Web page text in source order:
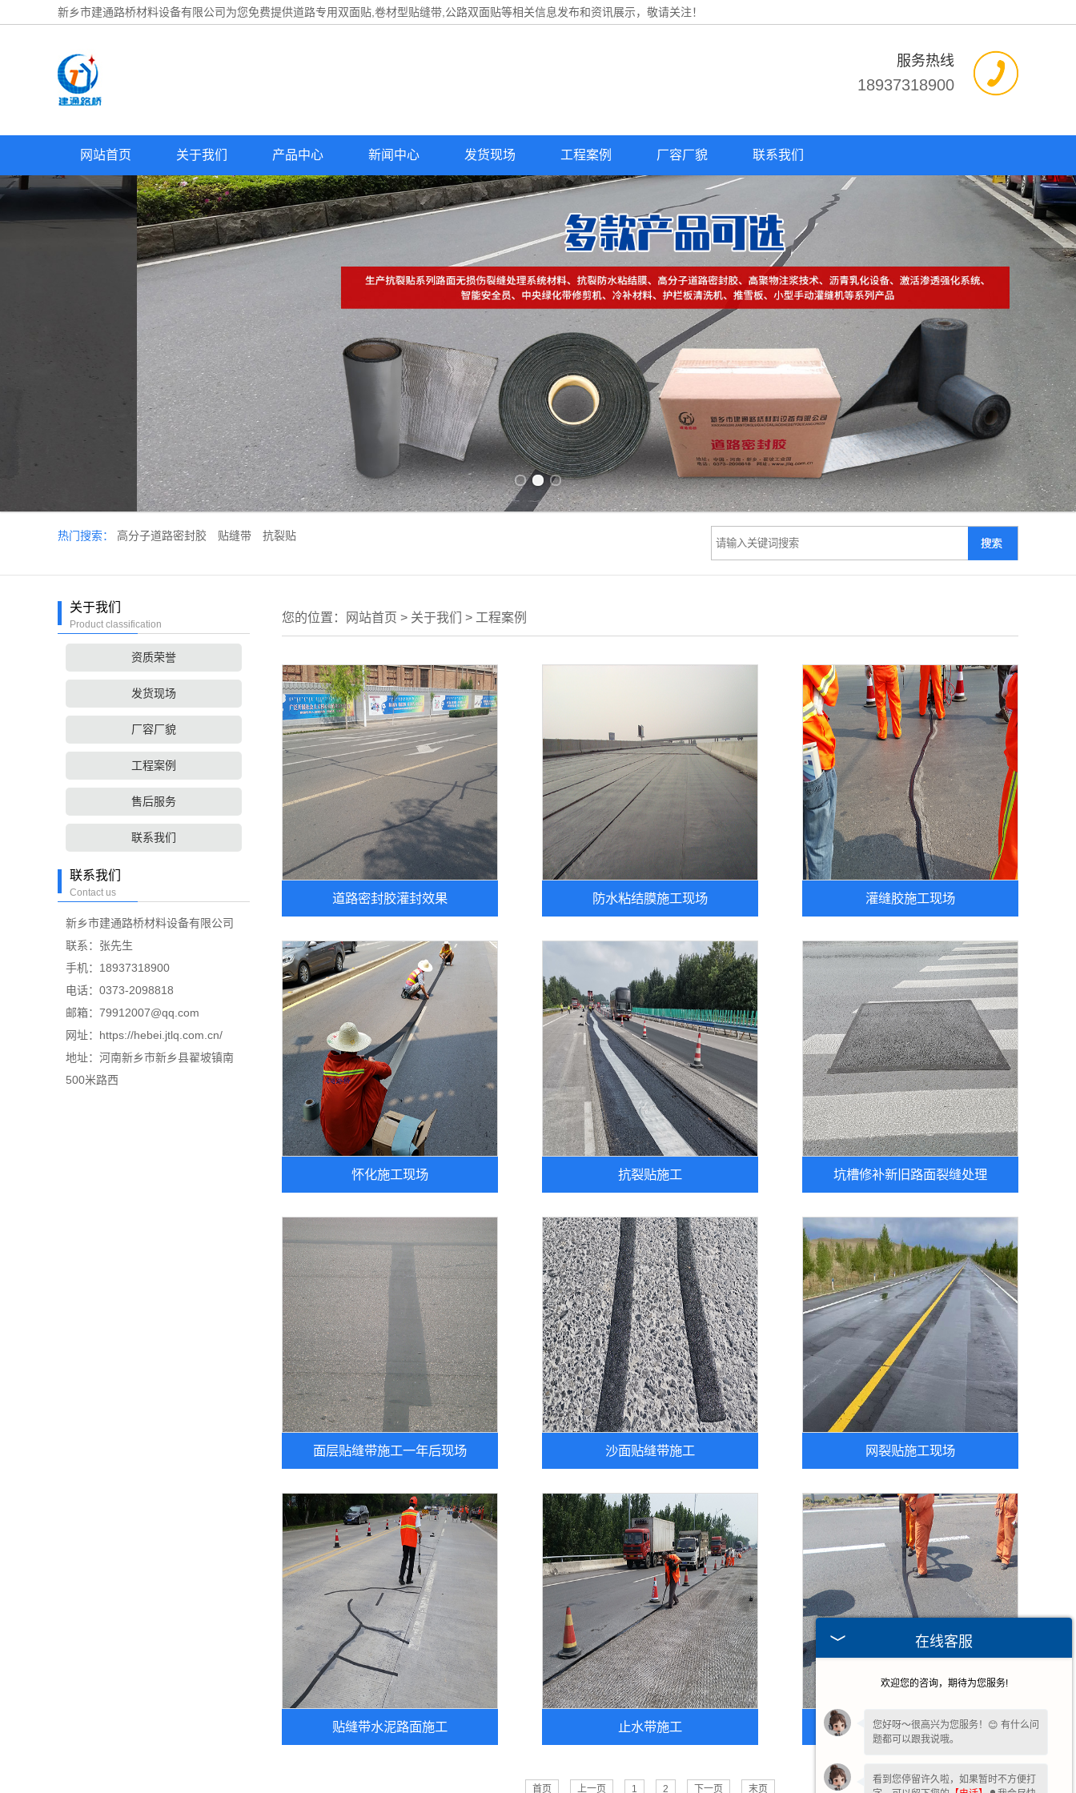
新乡市建通路桥材料设备有限公司为您免费提供道路专用双面贴 ,卷材型贴缝带,公路双面贴等相关信息发布和资讯展示，敬请关注！
服务热线
18937318900
网站首页 关于我们 产品中心 新闻中心 发货现场 工程案例 厂容厂貌 联系我们
热门搜索： 高分子道路密封胶 贴缝带 抗裂贴
关于我们
Product classification
资质荣誉
发货现场
厂容厂貌
工程案例
售后服务
联系我们
联系我们
Contact us
新乡市建通路桥材料设备有限公司
联系：张先生
手机：18937318900
电话：0373-2098818
邮箱：79912007@qq.com
网址：https://hebei.jtlq.com.cn/
地址：河南新乡市新乡县翟坡镇南
500米路西
您的位置： 网站首页 > 关于我们 > 工程案例
道路密封胶灌封效果 防水粘结膜施工现场 灌缝胶施工现场
怀化施工现场 抗裂贴施工 坑槽修补新旧路面裂缝处理
面层贴缝带施工一年后现场 沙面贴缝带施工 网裂贴施工现场
贴缝带水泥路面施工 止水带施工 贴缝带宁沪高速施工图
首页 上一页 1 2 下一页 末页
在线客服
欢迎您的咨询，期待为您服务!
您好呀～很高兴为您服务！😊 有什么问
题都可以跟我说哦。
看到您停留许久啦，如果暂时不方便打